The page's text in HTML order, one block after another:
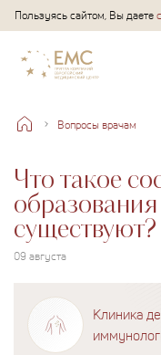
Пользуясь сайтом, Вы даете
Вопросы врачам
Что такое
существуют?
09 августа
Клиника